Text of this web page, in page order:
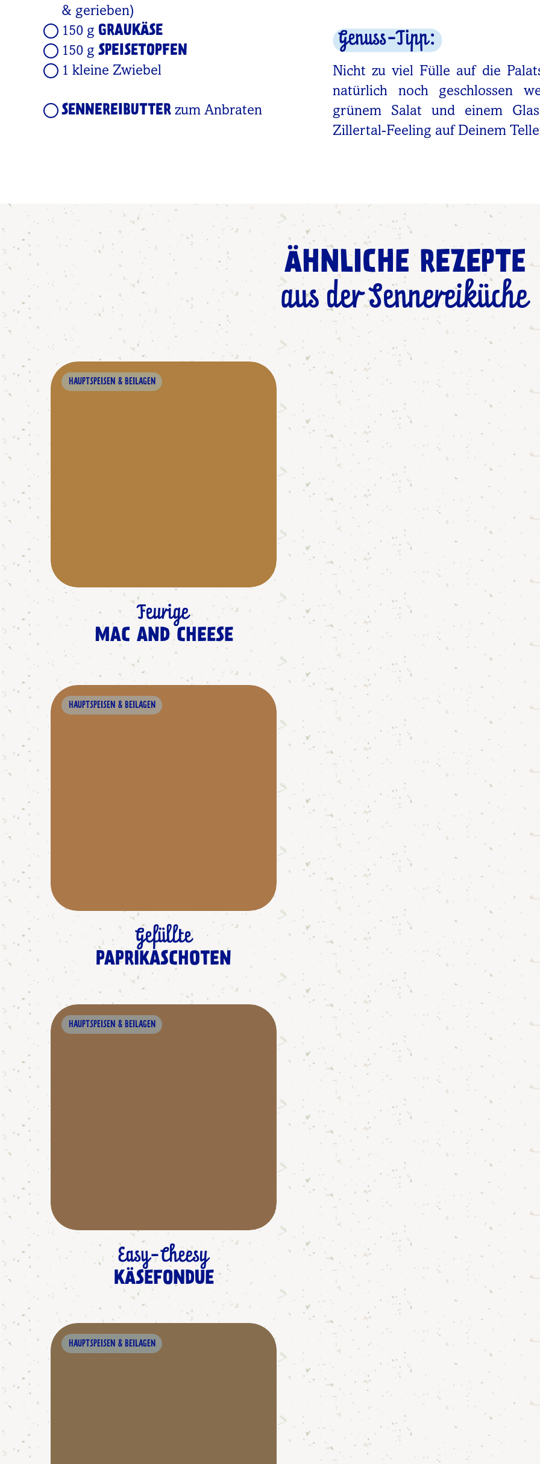
& gerieben)
150 g GRAUKÄSE
150 g SPEISETOPFEN
1 kleine Zwiebel
SENNEREIBUTTER zum Anbraten
Genuss-Tipp:
Nicht zu viel Fülle auf die
natürlich noch geschlossen
grünem Salat und einem
Zillertal-Feeling auf Deinem
ÄHNLICHE REZEPTE
aus der Sennereiküche
HAUPTSPEISEN & BEILAGEN
Feurige
MAC AND CHEESE
HAUPTSPEISEN & BEILAGEN
Gefüllte
PAPRIKASCHOTEN
HAUPTSPEISEN & BEILAGEN
Easy-Cheesy
KÄSEFONDUE
HAUPTSPEISEN & BEILAGEN